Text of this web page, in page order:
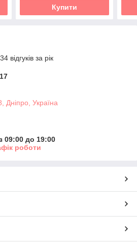
Купити
відгуків за рік
Дніпро, Україна
09:00 до 19:00
роботи